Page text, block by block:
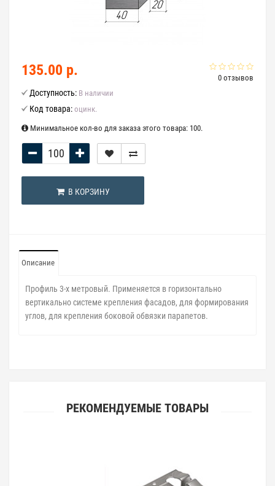
0 отзывов
135.00 р.
Доступность: В наличии
Код товара: оцинк.
Минимальное кол-во для заказа этого товара: 100.
В КОРЗИНУ
Описание
Профиль 3-х метровый. Применяется в горизонтально
вертикально системе крепления фасадов, для формирования
углов, для крепления боковой обвязки парапетов.
РЕКОМЕНДУЕМЫЕ ТОВАРЫ